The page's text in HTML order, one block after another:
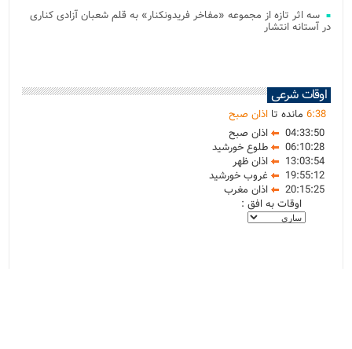
سه اثر تازه از مجموعه «مفاخر فریدونکنار» به قلم شعبان آزادی کناری
در آستانه انتشار
اوقات شرعی
6:38 مانده تا اذان صبح
04:33:50
اذان صبح
06:10:28
طلوع خورشید
13:03:54
اذان ظهر
19:55:12
غروب خورشید
20:15:25
اذان مغرب
اوقات به افق :